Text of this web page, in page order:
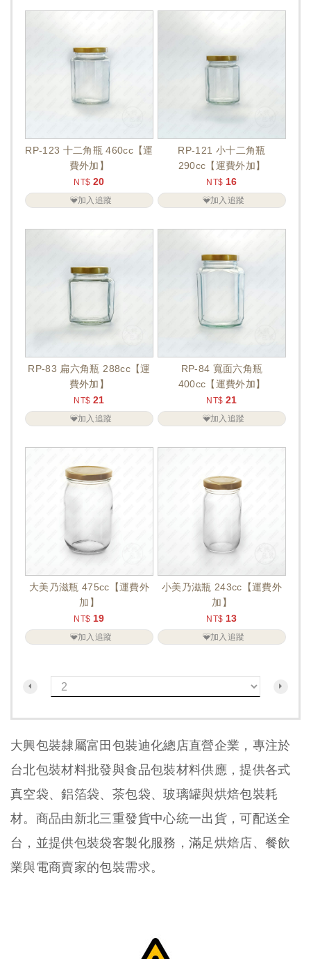
RP-123 十二角瓶 460cc【運
費外加】
NT$ 20
加入追蹤
RP-121 小十二角瓶
290cc【運費外加】
NT$ 16
加入追蹤
RP-83 扁六角瓶 288cc【運
費外加】
NT$ 21
加入追蹤
RP-84 寬面六角瓶
400cc【運費外加】
NT$ 21
加入追蹤
大美乃滋瓶 475cc【運費外
加】
NT$ 19
加入追蹤
小美乃滋瓶 243cc【運費外
加】
NT$ 13
加入追蹤
大興包裝隸屬富田包裝迪化總店直營企業，專注於
台北包裝材料批發與食品包裝材料供應，提供各式
真空袋、鋁箔袋、茶包袋、玻璃罐與烘焙包裝耗
材。商品由新北三重發貨中心統一出貨，可配送全
台，並提供包裝袋客製化服務，滿足烘焙店、餐飲
業與電商賣家的包裝需求。